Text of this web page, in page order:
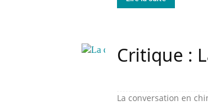
Critique :
La conversation en